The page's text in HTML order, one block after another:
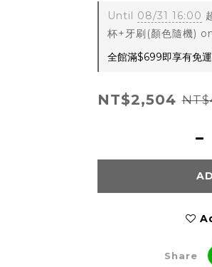
Until 08/31 16:00
杯+牙刷(顏色隨機)
全館滿$699即享有免
NT$2,504
Share